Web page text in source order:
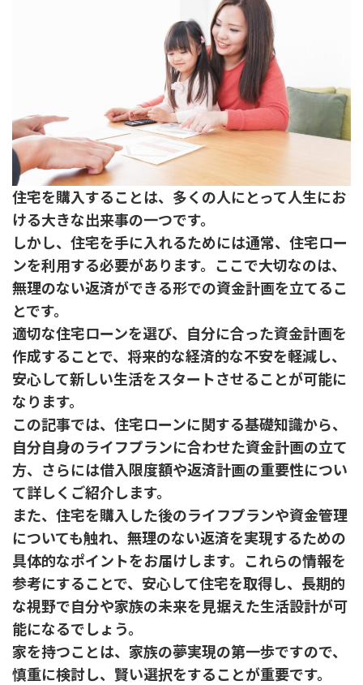
住宅を購入することは、多くの人にとって人生にお
ける大きな出来事の一つです。
しかし、住宅を手に入れるためには通常、住宅ロー
ンを利用する必要があります。ここで大切なのは、
無理のない返済ができる形での資金計画を立てるこ
とです。
適切な住宅ローンを選び、自分に合った資金計画を
作成することで、将来的な経済的な不安を軽減し、
安心して新しい生活をスタートさせることが可能に
なります。
この記事では、住宅ローンに関する基礎知識から、
自分自身のライフプランに合わせた資金計画の立て
方、さらには借入限度額や返済計画の重要性につい
て詳しくご紹介します。
また、住宅を購入した後のライフプランや資金管理
についても触れ、無理のない返済を実現するための
具体的なポイントをお届けします。これらの情報を
参考にすることで、安心して住宅を取得し、長期的
な視野で自分や家族の未来を見据えた生活設計が可
能になるでしょう。
家を持つことは、家族の夢実現の第一歩ですので、
慎重に検討し、賢い選択をすることが重要です。